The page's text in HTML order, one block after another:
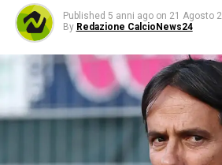
Published 5 anni ago on 21 Agosto
By Redazione CalcioNews24